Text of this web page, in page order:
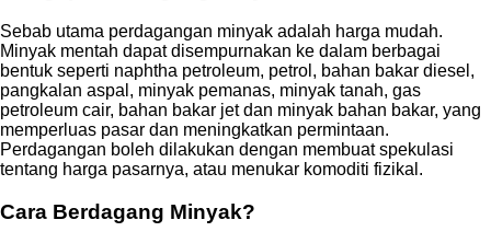
Sebab utama perdagangan minyak adalah harga mudah.
Minyak mentah dapat disempurnakan ke dalam berbagai
bentuk seperti naphtha petroleum, petrol, bahan bakar diesel,
pangkalan aspal, minyak pemanas, minyak tanah, gas
petroleum cair, bahan bakar jet dan minyak bahan bakar, yang
memperluas pasar dan meningkatkan permintaan.
Perdagangan boleh dilakukan dengan membuat spekulasi
tentang harga pasarnya, atau menukar komoditi fizikal.
Cara Berdagang Minyak?